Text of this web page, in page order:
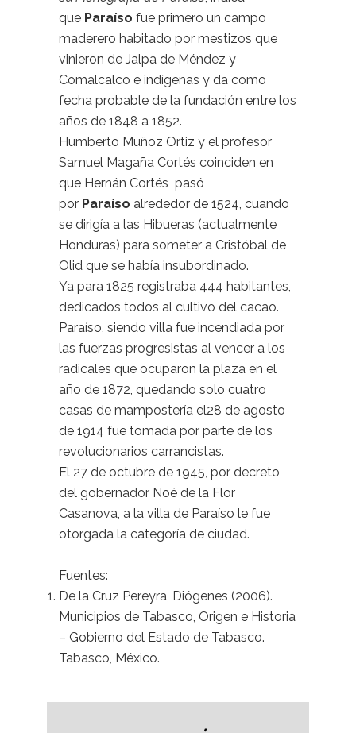
que Paraíso fue primero un campo
maderero habitado por mestizos que
vinieron de Jalpa de Méndez y
Comalcalco e indígenas y da como
fecha probable de la fundación entre los
años de 1848 a 1852.
Humberto Muñoz Ortiz y el profesor
Samuel Magaña Cortés coinciden en
que Hernán Cortés pasó
por Paraíso alrededor de 1524, cuando
se dirigía a las Hibueras (actualmente
Honduras) para someter a Cristóbal de
Olid que se había insubordinado.
Ya para 1825 registraba 444 habitantes,
dedicados todos al cultivo del cacao.
Paraíso, siendo villa fue incendiada por
las fuerzas progresistas al vencer a los
radicales que ocuparon la plaza en el
año de 1872, quedando solo cuatro
casas de mampostería el28 de agosto
de 1914 fue tomada por parte de los
revolucionarios carrancistas.
El 27 de octubre de 1945, por decreto
del gobernador Noé de la Flor
Casanova, a la villa de Paraíso le fue
otor­gada la categoría de ciudad.
Fuentes:
De la Cruz Pereyra, Diógenes (2006).
Municipios de Tabasco, Origen e Historia
– Gobierno del Estado de Tabasco.
Tabasco, México.